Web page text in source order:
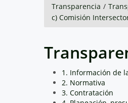
Transparencia /
c) Comisión
1. Información de
2. Normativa
3. Contratación